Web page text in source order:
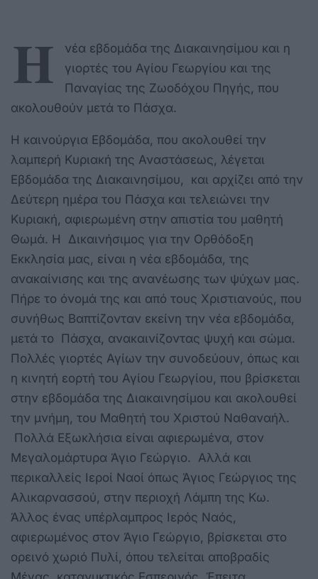
Η
νέα εβδομάδα της Διακαινησίμου και η
γιορτές του Αγίου Γεωργίου και της
Παναγίας της Ζωοδόχου Πηγής, που
ακολουθούν μετά το Πάσχα.
Η καινούργια Εβδομάδα, που ακολουθεί την
λαμπερή Κυριακή της Αναστάσεως, λέγεται
Εβδομάδα της Διακαινησίμου, και αρχίζει από την
Δεύτερη ημέρα του Πάσχα και τελειώνει την
Κυριακή, αφιερωμένη στην απιστία του μαθητή
Θωμά. Η Δικαινήσιμος για την Ορθόδοξη
Εκκλησία μας, είναι η νέα εβδομάδα, της
ανακαίνισης και της ανανέωσης των ψύχων μας.
Πήρε το όνομά της και από τους Χριστιανούς, που
συνήθως Βαπτίζονταν εκείνη την νέα εβδομάδα,
μετά το Πάσχα, ανακαινίζοντας ψυχή και σώμα.
Πολλές γιορτές Αγίων την συνοδεύουν, όπως και
η κινητή εορτή του Αγίου Γεωργίου, που βρίσκεται
στην εβδομάδα της Διακαινησίμου και ακολουθεί
την μνήμη, του Μαθητή του Χριστού Ναθαναήλ.
Πολλά Εξωκλήσια είναι αφιερωμένα, στον
Μεγαλομάρτυρα Άγιο Γεώργιο. Αλλά και
περικαλλείς Ιεροί Ναοί όπως Άγιος Γεώργιος της
Αλικαρνασσού, στην περιοχή Λάμπη της Κω.
Άλλος ένας υπέρλαμπρος Ιερός Ναός,
αφιερωμένος στον Άγιο Γεώργιο, βρίσκεται στο
ορεινό χωριό Πυλί, όπου τελείται αποβραδίς